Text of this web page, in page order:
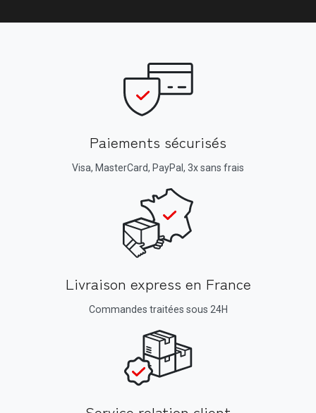
Paiements sécurisés
Visa, MasterCard, PayPal, 3x sans frais
Livraison express en France
Commandes traitées sous 24H